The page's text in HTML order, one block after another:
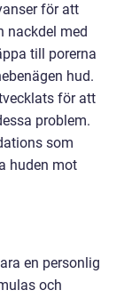
för att
nackdel med
till porerna
hud.
för att
problem.
som
huden mot
en personlig
och